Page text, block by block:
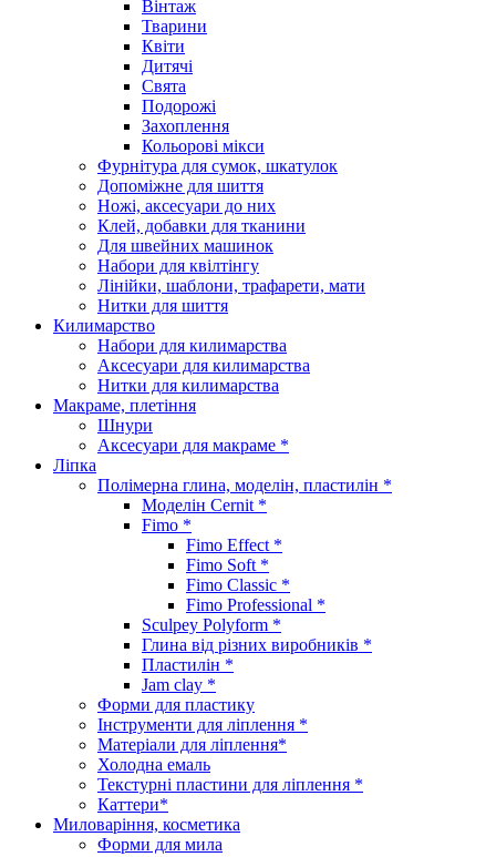
Вінтаж
Тварини
Квіти
Дитячі
Свята
Подорожі
Захоплення
Кольорові мікси
Фурнітура для сумок, шкатулок
Допоміжне для шиття
Ножі, аксесуари до них
Клей, добавки для тканини
Для швейних машинок
Набори для квілтінгу
Лінійки, шаблони, трафарети, мати
Нитки для шиття
Килимарство
Набори для килимарства
Аксесуари для килимарства
Нитки для килимарства
Макраме, плетіння
Шнури
Аксесуари для макраме *
Ліпка
Полімерна глина, моделін, пластилін *
Моделін Cernit *
Fimo *
Fimo Effect *
Fimo Soft *
Fimo Classic *
Fimo Professional *
Sculpey Polyform *
Глина від різних виробників *
Пластилін *
Jam clay *
Форми для пластику
Інструменти для ліплення *
Матеріали для ліплення*
Холодна емаль
Текстурні пластини для ліплення *
Каттери*
Миловаріння, косметика
Форми для мила